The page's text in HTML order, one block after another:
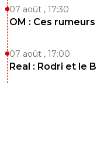
07 août , 17:30
OM : Ces
07 août , 17:00
Real : Rodri et le